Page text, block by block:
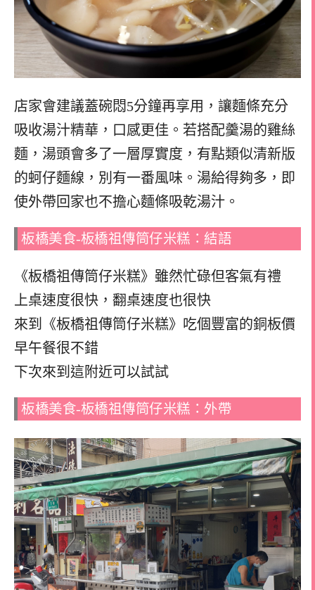
店家會建議蓋碗悶5分鐘再享用，讓麵條充分
吸收湯汁精華，口感更佳。若搭配羹湯的雞絲
麵，湯頭會多了一層厚實度，有點類似清新版
的蚵仔麵線，別有一番風味。湯給得夠多，即
使外帶回家也不擔心麵條吸乾湯汁。
板橋美食-板橋祖傳筒仔米糕：結語
《板橋祖傳筒仔米糕》雖然忙碌但客氣有禮
上桌速度很快，翻桌速度也很快
來到《板橋祖傳筒仔米糕》吃個豐富的銅板價
早午餐很不錯
下次來到這附近可以試試
板橋美食-板橋祖傳筒仔米糕：外帶